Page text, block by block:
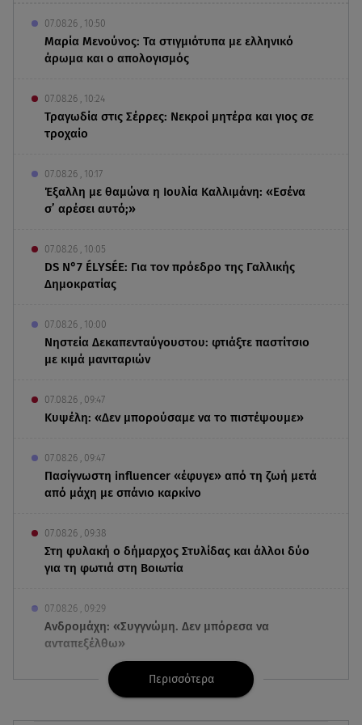
07.08.26 , 10:50
Μαρία Μενούνος: Τα στιγμιότυπα με ελληνικό
άρωμα και ο απολογισμός
07.08.26 , 10:24
Τραγωδία στις Σέρρες: Νεκροί μητέρα και γιος σε
τροχαίο
07.08.26 , 10:17
Έξαλλη με θαμώνα η Ιουλία Καλλιμάνη: «Εσένα
σ’ αρέσει αυτό;»
07.08.26 , 10:05
DS N°7 ÉLYSÉE: Για τον πρόεδρο της Γαλλικής
Δημοκρατίας
07.08.26 , 10:00
Νηστεία Δεκαπενταύγουστου: φτιάξτε παστίτσιο
με κιμά μανιταριών
07.08.26 , 09:47
Κυψέλη: «Δεν μπορούσαμε να το πιστέψουμε»
07.08.26 , 09:47
Πασίγνωστη influencer «έφυγε» από τη ζωή μετά
από μάχη με σπάνιο καρκίνο
07.08.26 , 09:38
Στη φυλακή ο δήμαρχος Στυλίδας και άλλοι δύο
για τη φωτιά στη Βοιωτία
07.08.26 , 09:29
Ανδρομάχη: «Συγγνώμη. Δεν μπόρεσα να
ανταπεξέλθω»
07.08.26 , 09:23
Γουδή: Γυναίκα έπεσε από τον 5ο όροφο
πολυκατοικίας
Περισσότερα